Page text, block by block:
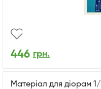
446 грн.
Матеріал для діорам